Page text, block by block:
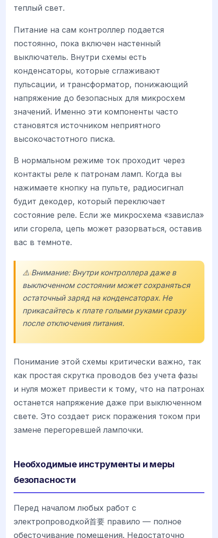
теплый свет.
Питание на сам контроллер подается
постоянно, пока включен настенный
выключатель. Внутри схемы есть
конденсаторы, которые сглаживают
пульсации, и трансформатор, понижающий
напряжение до безопасных для микросхем
значений. Именно эти компоненты часто
становятся источником неприятного
высокочастотного писка.
В нормальном режиме ток проходит через
контакты реле к патронам ламп. Когда вы
нажимаете кнопку на пульте, радиосигнал
будит декодер, который переключает
состояние реле. Если же микросхема «зависла»
или сгорела, цепь может разорваться, оставив
вас в темноте.
⚠️ Внимание: Внутри контроллера даже в
выключенном состоянии может сохраняться
остаточный заряд на конденсаторах. Не
прикасайтесь к плате голыми руками сразу
после отключения питания.
Понимание этой схемы критически важно, так
как простая скрутка проводов без учета фазы
и нуля может привести к тому, что на патронах
останется напряжение даже при выключенном
свете. Это создает риск поражения током при
замене перегоревшей лампочки.
Необходимые инструменты и меры
безопасности
Перед началом любых работ с
электропроводкой首要 правило — полное
обесточивание помещения. Недостаточно